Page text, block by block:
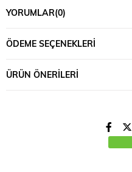
YORUMLAR(0)
ÖDEME SEÇENEKLERI
ÜRÜN ÖNERILERI